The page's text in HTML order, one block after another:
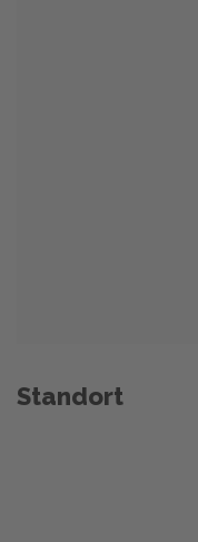
Standort